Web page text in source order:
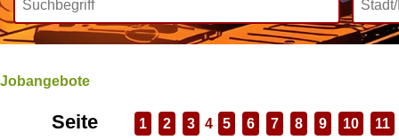
Wir bieten Inklusive
Jobangebote
Seite 1 2 3 4 5 6 7 8 9 10 11